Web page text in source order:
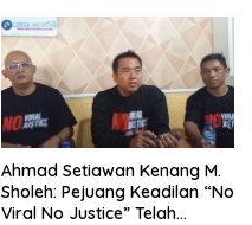
Ahmad Setiawan Kenang M.
Sholeh: Pejuang Keadilan “No
Viral No Justice” Telah